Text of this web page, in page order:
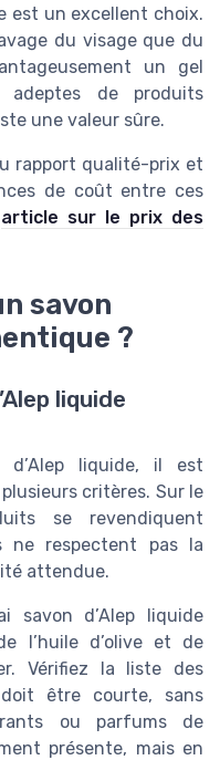
est un excellent choix.
du visage que du
un gel
adeptes de produits
une valeur sûre.
rapport qualité-prix et
de coût entre ces
article sur le prix des
savon
?
liquide
liquide, il est
critères. Sur le
se revendiquent
ne respectent pas la
attendue.
savon d’Alep liquide
l’huile d’olive et de
Vérifiez la liste des
être courte, sans
ou parfums de
présente, mais en